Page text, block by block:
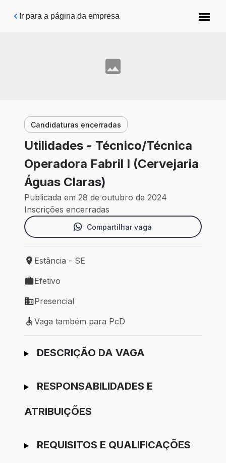
Pular para o conteúdo principal
Ir para a página da empresa
Candidaturas encerradas
Utilidades - Técnico/Técnica
Operadora Fabril I (Cervejaria
Águas Claras)
Publicada em 28 de outubro de 2024
Inscrições encerradas
Compartilhar vaga
Local de trabalho: Estância - SE
Estância - SE
Tipo de vaga: Efetivo
Efetivo
Modelo de trabalho: Presencial
Presencial
Vaga também para PcD
Vaga também para PcD
Ir para candidatura
DESCRIÇÃO DA VAGA
RESPONSABILIDADES E
ATRIBUIÇÕES
REQUISITOS E QUALIFICAÇÕES